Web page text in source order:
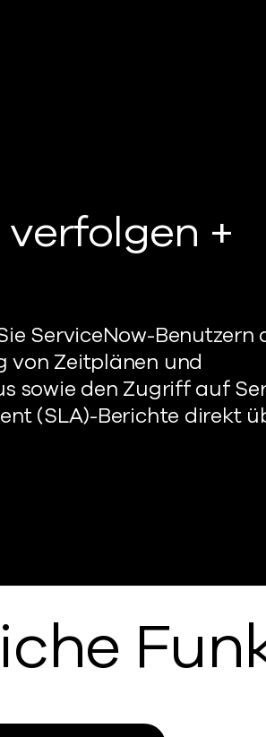
+
ServiceNow-Benutzern
von Zeitplänen und
sowie den Zugriff auf
(SLA)-Berichte direkt